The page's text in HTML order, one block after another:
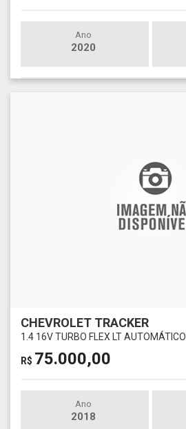
Ano
2020
CHEVROLET TRACKER
1.4 16V TURBO FLEX LT AUTOMÁTICO
R$ 75.000,00
Ano
2018